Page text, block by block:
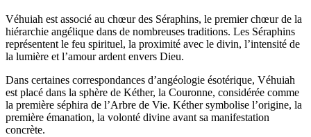
Véhuiah est associé au chœur des Séraphins, le premier chœur de la
hiérarchie angélique dans de nombreuses traditions. Les Séraphins
représentent le feu spirituel, la proximité avec le divin, l’intensité de
la lumière et l’amour ardent envers Dieu.
Dans certaines correspondances d’angéologie ésotérique, Véhuiah
est placé dans la sphère de Kéther, la Couronne, considérée comme
la première séphira de l’Arbre de Vie. Kéther symbolise l’origine, la
première émanation, la volonté divine avant sa manifestation
concrète.